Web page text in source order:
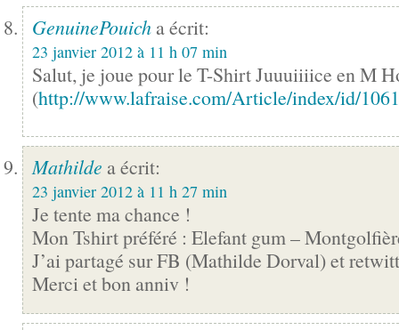
GenuinePouich a écrit:
23 janvier 2012 à 11 h 07 min
Salut, je joue pour le T-Shirt Juuuiiiice en M
(http://www.lafraise.com/Article/index/id/1061
Mathilde a écrit:
23 janvier 2012 à 11 h 27 min
Je tente ma chance !
Mon Tshirt préféré : Elefant gum –
J’ai partagé sur FB (Mathilde Dorval) et
Merci et bon anniv !